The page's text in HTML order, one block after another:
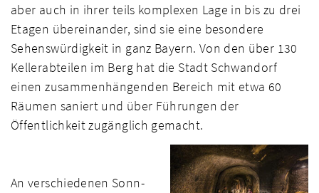
aber auch in ihrer teils komplexen Lage in bis zu drei
Etagen übereinander, sind sie eine besondere
Sehenswürdigkeit in ganz Bayern. Von den über 130
Kellerabteilen im Berg hat die Stadt Schwandorf
einen zusammenhängenden Bereich mit etwa 60
Räumen saniert und über Führungen der
Öffentlichkeit zugänglich gemacht.
An verschiedenen Sonn-